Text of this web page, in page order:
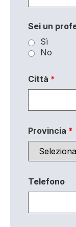
Sei un
Sì
No
Città *
Provincia *
Telefono